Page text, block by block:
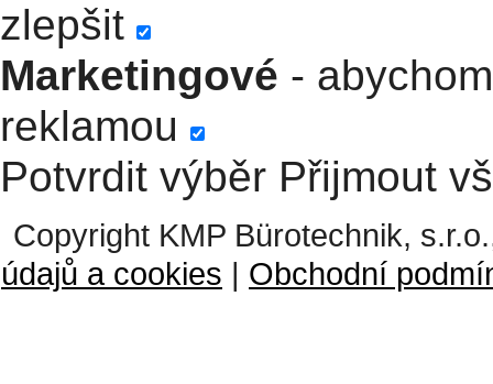
zlepšit
Marketingové -
reklamou
Potvrdit výběr Přijmout
Copyright KMP Bürotechnik,
údajů a cookies | Obchodní